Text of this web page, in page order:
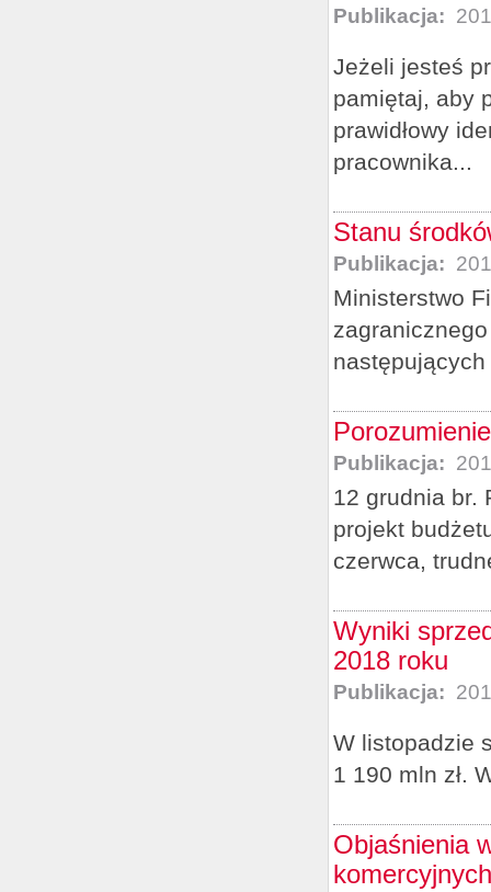
Publikacja:
Jeżeli jesteś
pamiętaj, aby
prawidłowy
pracownika...
Stanu
Publikacja:
Ministerstwo
następujących
Publikacja:
12 grudnia br.
projekt
czerwca,
Wyniki
2018 roku
Publikacja:
W listopadzie
1 190 mln zł.
Objaśnienia
komercyjnych